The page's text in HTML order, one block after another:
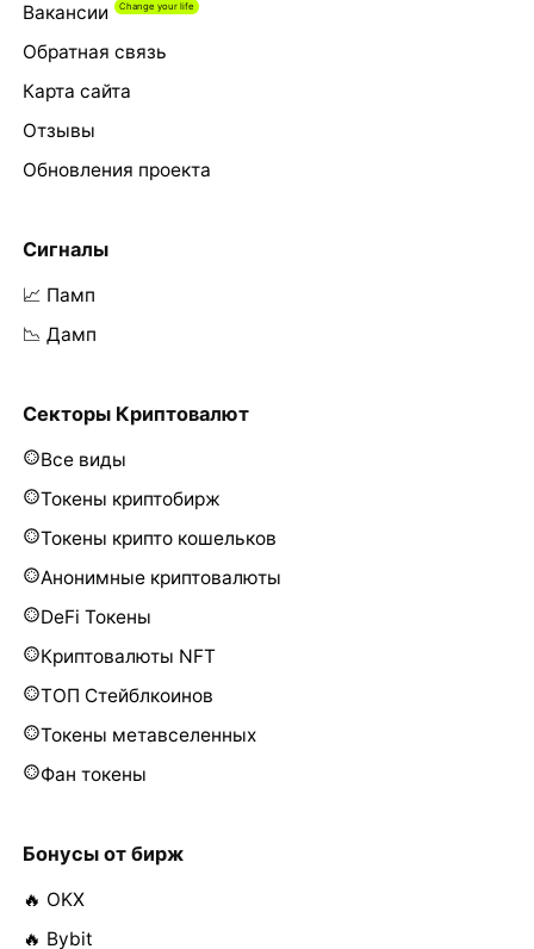
Вакансии
Обратная связь
Карта сайта
Отзывы
Обновления проекта
Сигналы
📈 Памп
📉 Дамп
Секторы Криптовалют
Все виды
Токены криптобирж
Токены крипто кошельков
Анонимные криптовалюты
DeFi Токены
Криптовалюты NFT
ТОП Стейблкоинов
Токены метавселенных
Фан токены
Бонусы от бирж
🔥 OKX
🔥 Bybit